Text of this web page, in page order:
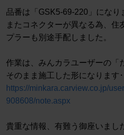
品番は「GSK5-69-220」になり
またコネクターが異なる為、住
プラーも別途手配しました。
作業は、みんカラユーザーの「
そのまま施工した形になります･
https://minkara.carview.co.jp/
908608/note.aspx
貴重な情報、有難う御座いまし